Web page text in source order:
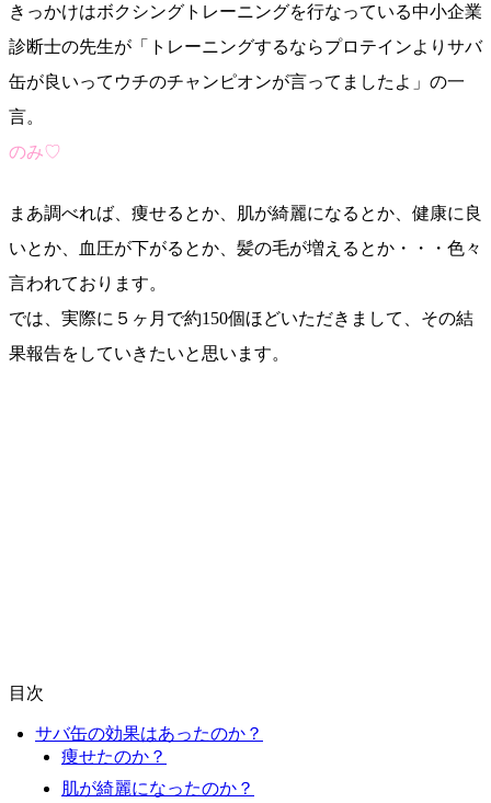
きっかけはボクシングトレーニングを行なっている中小企業
診断士の先生が「トレーニングするならプロテインよりサバ
缶が良いってウチのチャンピオンが言ってましたよ」の一
言。
のみ♡
まあ調べれば、痩せるとか、肌が綺麗になるとか、健康に良
いとか、血圧が下がるとか、髪の毛が増えるとか・・・色々
言われております。
では、実際に５ヶ月で約150個ほどいただきまして、その結
果報告をしていきたいと思います。
目次
サバ缶の効果はあったのか？
痩せたのか？
肌が綺麗になったのか？